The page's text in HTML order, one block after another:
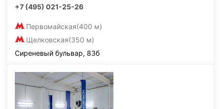
+7 (495) 021-25-26
Первомайская(400 м)
Щелковская(350 м)
Сиреневый бульвар, 83б